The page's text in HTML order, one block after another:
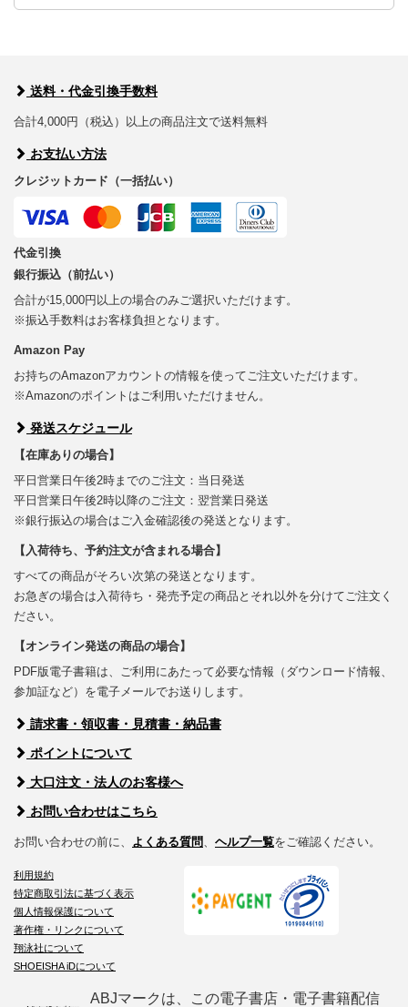
送料・代金引換手数料
合計4,000円（税込）以上の商品注文で送料無料
お支払い方法
クレジットカード（一括払い）
代金引換
銀行振込（前払い）
合計が15,000円以上の場合のみご選択いただけます。
※振込手数料はお客様負担となります。
Amazon Pay
お持ちのAmazonアカウントの情報を使ってご注文いただけます。
※Amazonのポイントはご利用いただけません。
発送スケジュール
【在庫ありの場合】
平日営業日午後2時までのご注文：当日発送
平日営業日午後2時以降のご注文：翌営業日発送
※銀行振込の場合はご入金確認後の発送となります。
【入荷待ち、予約注文が含まれる場合】
すべての商品がそろい次第の発送となります。
お急ぎの場合は入荷待ち・発売予定の商品とそれ以外を分けてご注文く
ださい。
【オンライン発送の商品の場合】
PDF版電子書籍は、ご利用にあたって必要な情報（ダウンロード情報、
参加証など）を電子メールでお送りします。
請求書・領収書・見積書・納品書
ポイントについて
大口注文・法人のお客様へ
お問い合わせはこちら
お問い合わせの前に、 よくある質問、 ヘルプ一覧をご確認ください。
利用規約
特定商取引法に基づく表示
個人情報保護について
著作権・リンクについて
翔泳社について
SHOEISHA iDについて
ABJマークは、この電子書店・電子書籍配信